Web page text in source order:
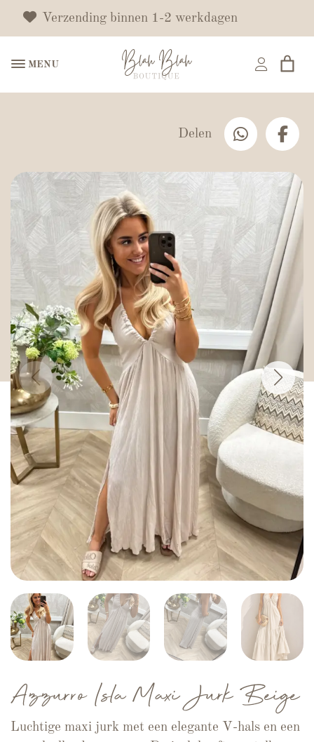
Verzending binnen 1-2 werkdagen
MENU
Delen
Azzurro Isla Maxi Jurk Beige
Luchtige maxi jurk met een elegante V-hals en een